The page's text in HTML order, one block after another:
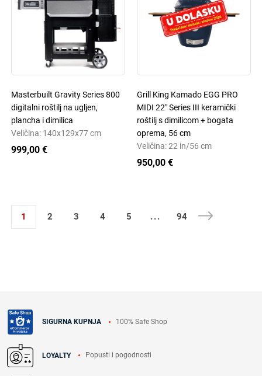
Masterbuilt Gravity Series 800
digitalni roštilj na ugljen,
plancha i dimilica
Veličina: 140x129x77 cm
999,00 €
Grill King Kamado EGG PRO
MIDI 22" Series III keramički
roštilj s dimilicom + bogata
oprema, 56 cm
Veličina: 22 in/56 cm
950,00 €
1 2 3 4 5 ... 94
SIGURNA KUPNJA 100% Safe Shop
LOYALTY Popusti i pogodnosti